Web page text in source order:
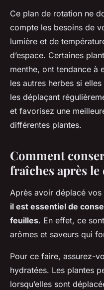
Ce plan de rotation ne
compte les besoins de
lumière et de
d’espace. Certaines
menthe, ont tendance à
les autres herbes si
les déplaçant
et favorisez une
différentes plantes.
Comment
fraîches après le
Après avoir déplacé
il est essentiel de
feuilles. En effet, ce
arômes et saveurs qui
Pour ce faire, assurez-
hydratées. Les plantes
lorsqu’elles sont